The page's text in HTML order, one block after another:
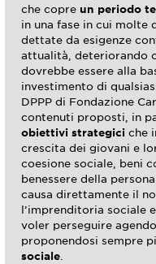
che copre un periodo
in una fase in cui molte
dettate da esigenze
attualità, deteriorando
dovrebbe essere alla
investimento di
DPPP di Fondazione
contenuti proposti, in
obiettivi strategici che
crescita dei giovani e
coesione sociale, beni
benessere della
causa direttamente il
l’imprenditoria sociale
voler perseguire
proponendosi sempre
sociale